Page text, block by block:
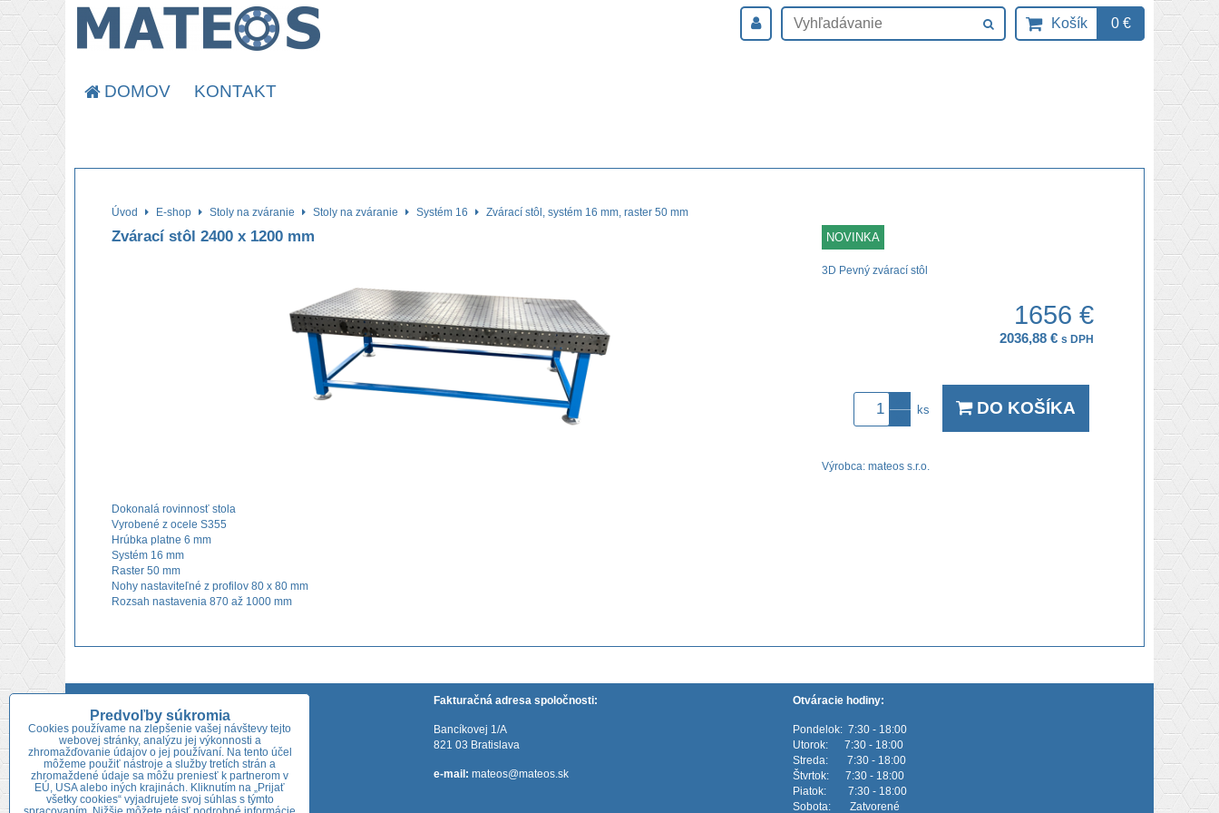
Košík 0 €
DOMOV KONTAKT
Úvod E-shop Stoly na zváranie Stoly na zváranie Systém 16 Zvárací stôl, systém 16 mm, raster 50 mm
Zvárací stôl 2400 x 1200 mm NOVINKA
3D Pevný zvárací stôl
1656 €
2036,88 € s DPH
ks DO KOŠÍKA
Výrobca: mateos s.r.o.
Dokonalá rovinnosť stola
Vyrobené z ocele S355
Hrúbka platne 6 mm
Systém 16 mm
Raster 50 mm
Nohy nastaviteľné z profilov 80 x 80 mm
Rozsah nastavenia 870 až 1000 mm
Niklová 722/54
926 01 Sereď
Tel.:+421 918 689 753
+421 918 646 052
Fakturačná adresa spoločnosti:
Bancíkovej 1/A
821 03 Bratislava
e-mail: mateos@mateos.sk
Otváracie hodiny:
Pondelok: 7:30 - 18:00
Utorok: 7:30 - 18:00
Streda: 7:30 - 18:00
Štvrtok: 7:30 - 18:00
Piatok: 7:30 - 18:00
Sobota: Zatvorené
Predvoľby súkromia
Cookies používame na zlepšenie vašej návštevy tejto
webovej stránky, analýzu jej výkonnosti a
zhromažďovanie údajov o jej používaní. Na tento účel
môžeme použiť nástroje a služby tretích strán a
zhromaždené údaje sa môžu preniesť k partnerom v
EÚ, USA alebo iných krajinách. Kliknutím na „Prijať
všetky cookies“ vyjadrujete svoj súhlas s týmto